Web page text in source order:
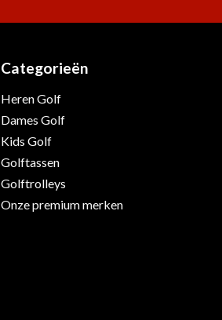
Categorieën
Heren Golf
Dames Golf
Kids Golf
Golftassen
Golftrolleys
Onze premium merken